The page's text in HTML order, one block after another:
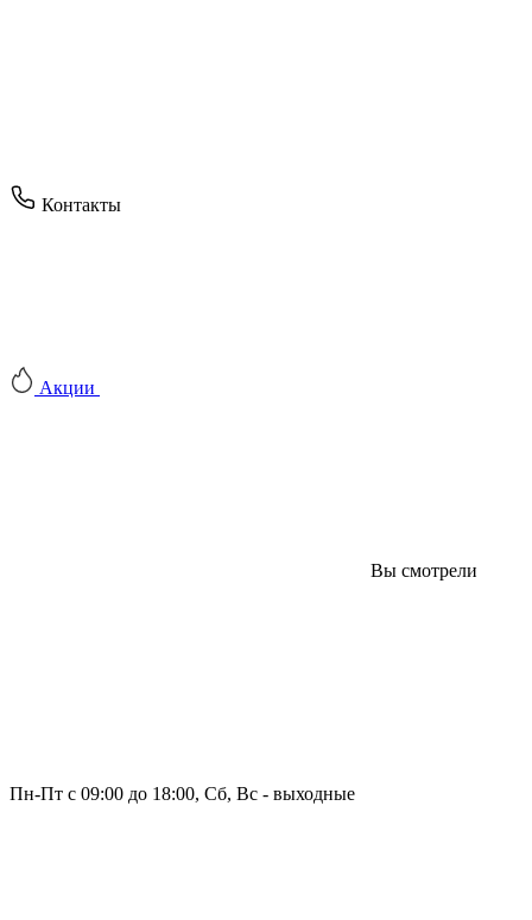
Контакты
Акции
Вы смотрели
Пн-Пт с 09:00 до 18:00, Сб, Вс - выходные